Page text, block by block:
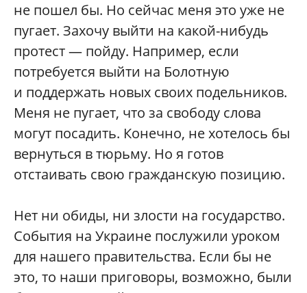
не пошел бы. Но сейчас меня это уже не
пугает. Захочу выйти на какой-нибудь
протест — пойду. Например, если
потребуется выйти на Болотную
и поддержать новых своих подельников.
Меня не пугает, что за свободу слова
могут посадить. Конечно, не хотелось бы
вернуться в тюрьму. Но я готов
отстаивать свою гражданскую позицию.
Нет ни обиды, ни злости на государство.
События на Украине послужили уроком
для нашего правительства. Если бы не
это, то наши приговоры, возможно, были